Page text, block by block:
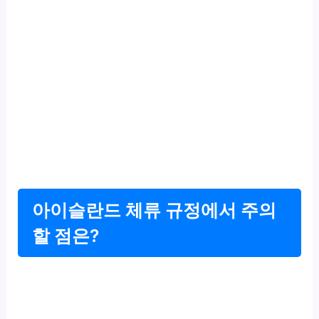
아이슬란드 체류 규정에서 주의
할 점은?